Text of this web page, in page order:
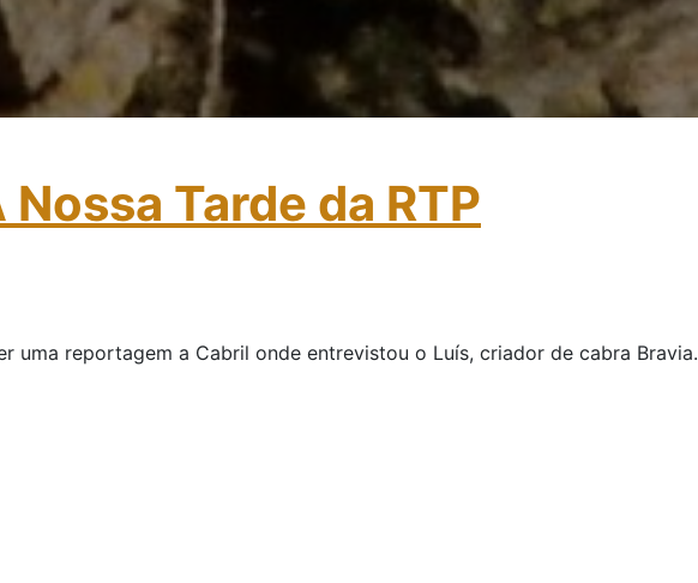
Tarde da RTP
uma reportagem a Cabril onde entrevistou o Luís, criador de cabra Bravia.